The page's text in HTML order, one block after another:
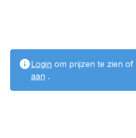
Login om prijzen te zien of
aan .